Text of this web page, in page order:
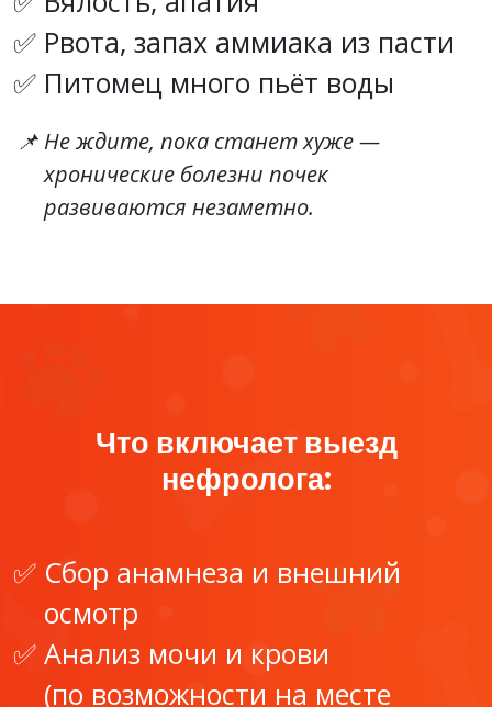
Рвота, запах аммиака из пасти
Питомец много пьёт воды
Не ждите, пока станет хуже —
хронические болезни почек
развиваются незаметно.
Что включает выезд
нефролога:
Сбор анамнеза и внешний
осмотр
Анализ мочи и крови
(по возможности на месте